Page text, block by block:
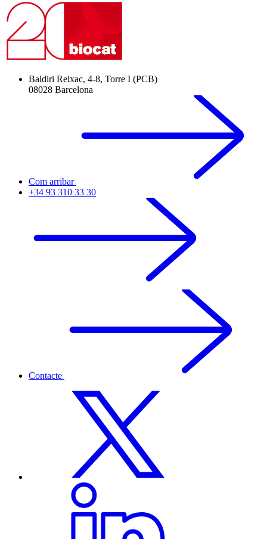
Baldiri Reixac, 4-8, Torre I (PCB)
08028 Barcelona
Com arribar
+34 93 310 33 30
Contacte